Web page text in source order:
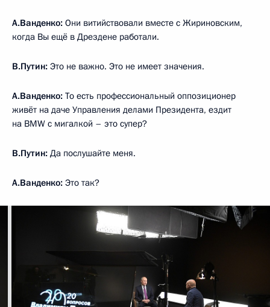
А.Ванденко: Они витийствовали вместе с Жириновским,
когда Вы ещё в Дрездене работали.
В.Путин: Это не важно. Это не имеет значения.
А.Ванденко: То есть профессиональный оппозиционер
живёт на даче Управления делами Президента, ездит
на BMW с мигалкой – это супер?
В.Путин: Да послушайте меня.
А.Ванденко: Это так?